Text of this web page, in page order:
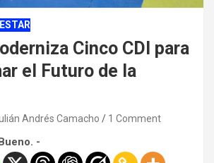
Cinco CDI para
el Futuro de la
Andrés Camacho 1 Comment
-